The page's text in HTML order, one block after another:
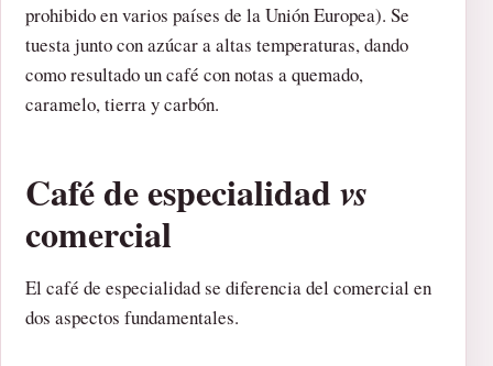
prohibido en varios países de la Unión Europea). Se
tuesta junto con azúcar a altas temperaturas, dando
como resultado un café con notas a quemado,
caramelo, tierra y carbón.
Café de especialidad vs
comercial
El café de especialidad se diferencia del comercial en
dos aspectos fundamentales.